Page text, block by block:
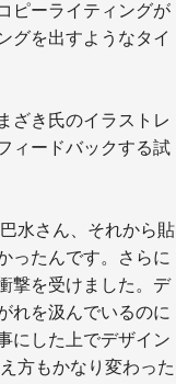
ピーライティングが
グを出すようなタイ
ざき氏のイラストレ
ィードバックする試
水さん、それから貼
ったんです。さらに
撃を受けました。デ
れを汲んでいるのに
にした上でデザイン
方もかなり変わった